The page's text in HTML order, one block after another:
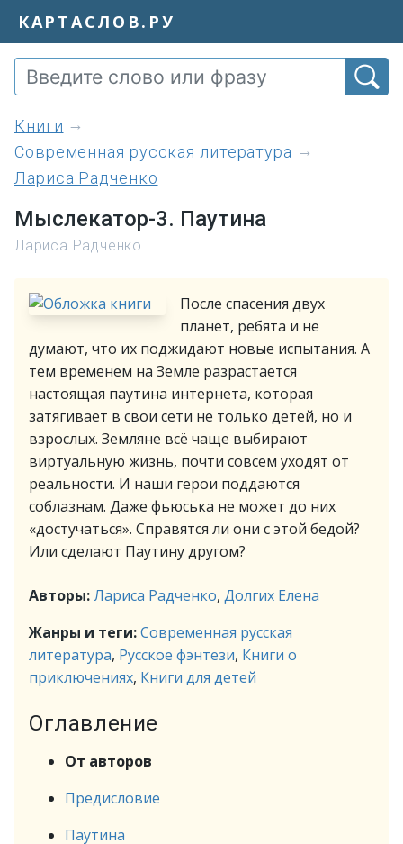
КАРТАСЛОВ.РУ
книги
Современная русская литература
Лариса Радченко
Мыслекатор-3. Паутина
Лариса Радченко
После спасения двух
планет, ребята и не
думают, что их поджидают новые испытания. А
тем временем на Земле разрастается
настоящая паутина интернета, которая
затягивает в свои сети не только детей, но и
взрослых. Земляне всё чаще выбирают
виртуальную жизнь, почти совсем уходят от
реальности. И наши герои поддаются
соблазнам. Даже фьюська не может до них
«достучаться». Справятся ли они с этой бедой?
Или сделают Паутину другом?
Авторы:Лариса Радченко, Долгих Елена
Жанры и теги:Современная русская
литература, Русское фэнтези, Книги о
приключениях, Книги для детей
Оглавление
От авторов
Предисловие
Паутина